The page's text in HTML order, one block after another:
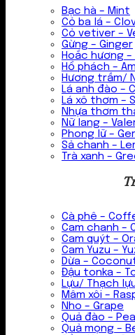
Bạc hà – Mint
Cỏ ba lá –
Cỏ vetiver –
Gừng – Ginger
Hoắc hương
Hổ phách –
Hương trầm/
Lá anh đào –
Lá xô thơm –
Nhựa thơm
Nữ lang –
Phong lữ –
Sả chanh –
Trà xanh –
Cà phê –
Cam chanh –
Cam quýt –
Cam Yuzu –
Dừa –
Đậu tonka –
Lựu/ Thạch
Mâm xôi –
Nho – Grape
Quả đào –
Quả mọng –